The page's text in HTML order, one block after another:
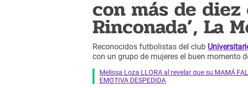
con más de diez
Rinconada’, La
Reconocidos futbolistas del club
con un grupo de mujeres el buen momento
Melissa Loza LLORA al revelar que su MAMÁ
EMOTIVA DESPEDIDA